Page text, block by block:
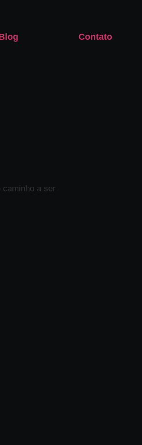
Contato
caminho a ser